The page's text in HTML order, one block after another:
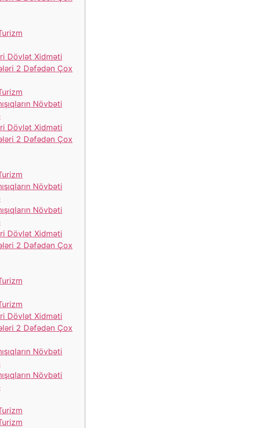
Dövlət Xidməti
2 Dəfədən Çox
Növbəti
Dövlət Xidməti
2 Dəfədən Çox
Növbəti
Növbəti
Dövlət Xidməti
2 Dəfədən Çox
Dövlət Xidməti
2 Dəfədən Çox
Növbəti
Növbəti